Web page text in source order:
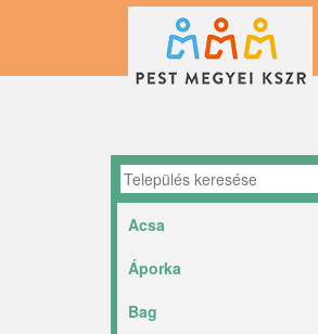
tartalomra
Acsa
Áporka
Bag